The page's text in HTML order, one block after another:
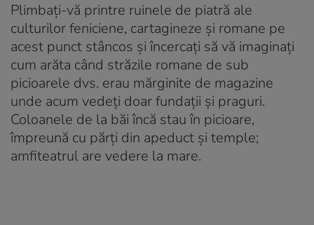
Plimbați-vă printre ruinele de piatră ale
culturilor feniciene, cartagineze și romane pe
acest punct stâncos și încercați să vă imaginați
cum arăta când străzile romane de sub
picioarele dvs. erau mărginite de magazine
unde acum vedeți doar fundații și praguri.
Coloanele de la băi încă stau în picioare,
împreună cu părți din apeduct și temple;
amfiteatrul are vedere la mare.